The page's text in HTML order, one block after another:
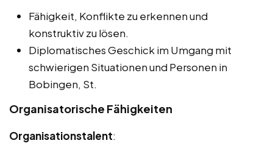
Fähigkeit, Konflikte zu erkennen und
konstruktiv zu lösen.
Diplomatisches Geschick im Umgang mit
schwierigen Situationen und Personen in
Bobingen, St.
Organisatorische Fähigkeiten
Organisationstalent: